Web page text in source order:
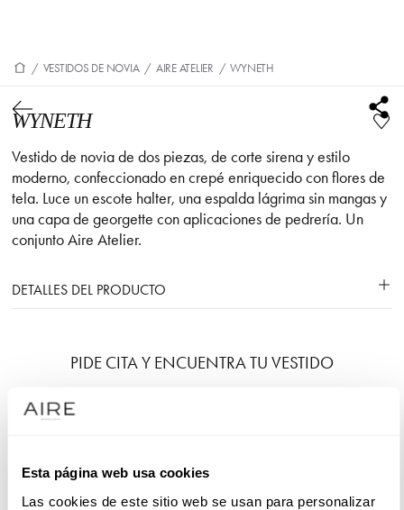
Esta página web usa cookies
Las cookies de este sitio web se usan para personalizar
/ VESTIDOS DE NOVIA / AIRE ATELIER / WYNETH
WYNETH
Vestido de novia de dos piezas, de corte sirena y estilo
moderno, confeccionado en crepé enriquecido con flores de
tela. Luce un escote halter, una espalda lágrima sin mangas y
una capa de georgette con aplicaciones de pedrería. Un
conjunto Aire Atelier.
DETALLES DEL PRODUCTO
PIDE CITA Y ENCUENTRA TU VESTIDO